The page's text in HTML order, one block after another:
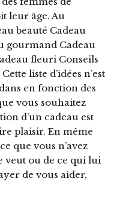
leur âge. Au
beauté Cadeau
gourmand Cadeau
fleuri Conseils
liste d’idées n’est
en fonction des
vous souhaitez
d’un cadeau est
plaisir. En même
que vous n’avez
veut ou de ce qui lui
de vous aider,